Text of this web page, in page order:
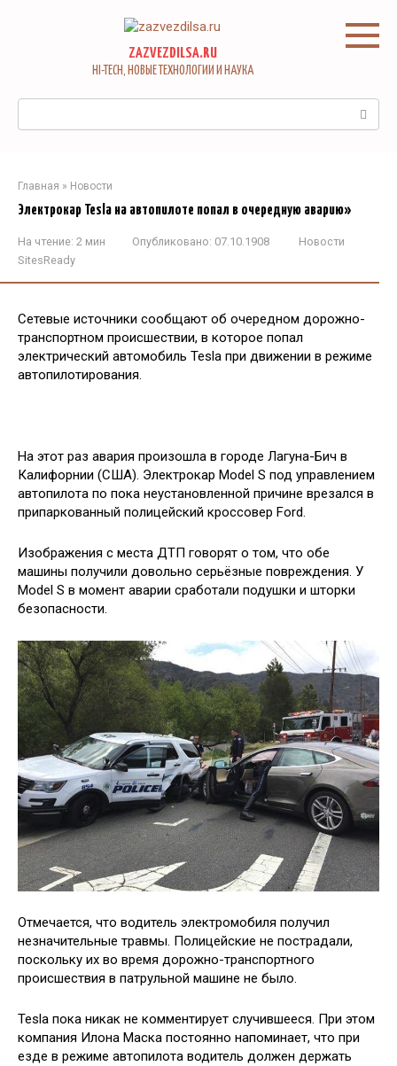
ZAZVEZDILSA.RU
HI-TECH, НОВЫЕ ТЕХНОЛОГИИ И НАУКА
Главная » Новости
Электрокар Tesla на автопилоте попал в очередную аварию»
На чтение: 2 мин Опубликовано: 07.10.1908
Новости
SitesReady
Сетевые источники сообщают об очередном дорожно-
транспортном происшествии, в которое попал
электрический автомобиль Tesla при движении в режиме
автопилотирования.
На этот раз авария произошла в городе Лагуна-Бич в
Калифорнии (США). Электрокар Model S под управлением
автопилота по пока неустановленной причине врезался в
припаркованный полицейский кроссовер Ford.
Изображения с места ДТП говорят о том, что обе
машины получили довольно серьёзные повреждения. У
Model S в момент аварии сработали подушки и шторки
безопасности.
Отмечается, что водитель электромобиля получил
незначительные травмы. Полицейские не пострадали,
поскольку их во время дорожно-транспортного
происшествия в патрульной машине не было.
Tesla пока никак не комментирует случившееся. При этом
компания Илона Маска постоянно напоминает, что при
езде в режиме автопилота водитель должен держать